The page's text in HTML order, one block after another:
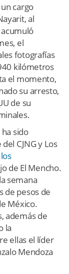
cargo
al
el
fotografías
kilómetros
el momento,
su arresto,
de su
sido
CJNG y Los
de El Mencho.
semana
de pesos de
México.
además de
la
ellas el líder
Mendoza